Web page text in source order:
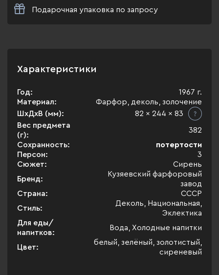
Подарочная упаковка по запросу
Характеристики
Год:
1967 г.
Материал:
Фарфор, деколь, золочение
ШхДхВ (мм):
82 x 244 x 83
Вес предмета
(г):
382
Сохранность:
потертости
Персон:
3
Сюжет:
Сирень
Бренд:
Кузяевский фарфоровый
завод
Страна:
СССР
Стиль:
Деколь, Национальная,
Эклектика
Для еды/
напитков:
Вода, Холодные напитки
Цвет:
белый, зелёный, золотистый,
сиреневый